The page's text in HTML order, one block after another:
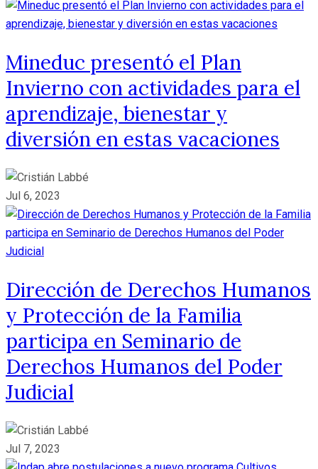
Mineduc presentó el Plan
Invierno con actividades para el
aprendizaje, bienestar y
diversión en estas vacaciones
Jul 6, 2023
Dirección de Derechos Humanos
y Protección de la Familia
participa en Seminario de
Derechos Humanos del Poder
Judicial
Jul 7, 2023